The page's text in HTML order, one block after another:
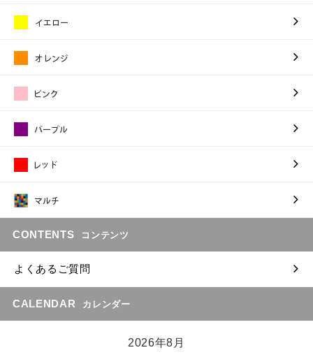
CONTENTS コンテンツ
よくあるご質問
CALENDAR カレンダー
2026年8月